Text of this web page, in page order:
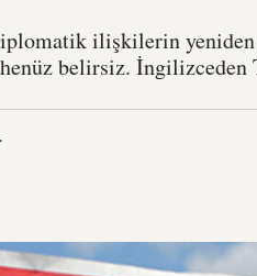
ilişkilerin
belirsiz.